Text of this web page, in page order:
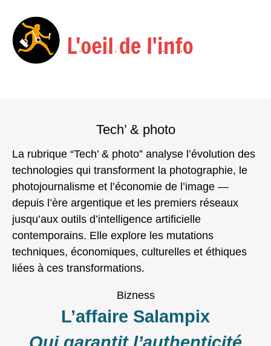
Tech’ & photo
La rubrique “Tech’ & photo” analyse l’évolution des
technologies qui transforment la photographie, le
photojournalisme et l’économie de l’image —
depuis l’ère argentique et les premiers réseaux
jusqu’aux outils d’intelligence artificielle
contemporains. Elle explore les mutations
techniques, économiques, culturelles et éthiques
liées à ces transformations.
Bizness
L’affaire Salampix